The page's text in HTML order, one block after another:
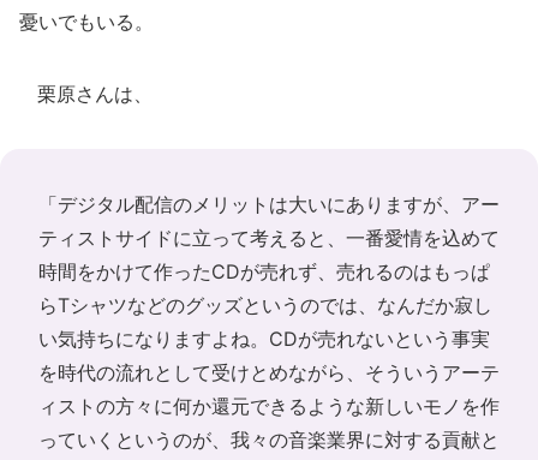
憂いでもいる。
栗原さんは、
「デジタル配信のメリットは大いにありますが、アー
ティストサイドに立って考えると、一番愛情を込めて
時間をかけて作ったCDが売れず、売れるのはもっぱ
らTシャツなどのグッズというのでは、なんだか寂し
い気持ちになりますよね。CDが売れないという事実
を時代の流れとして受けとめながら、そういうアーテ
ィストの方々に何か還元できるような新しいモノを作
っていくというのが、我々の音楽業界に対する貢献と